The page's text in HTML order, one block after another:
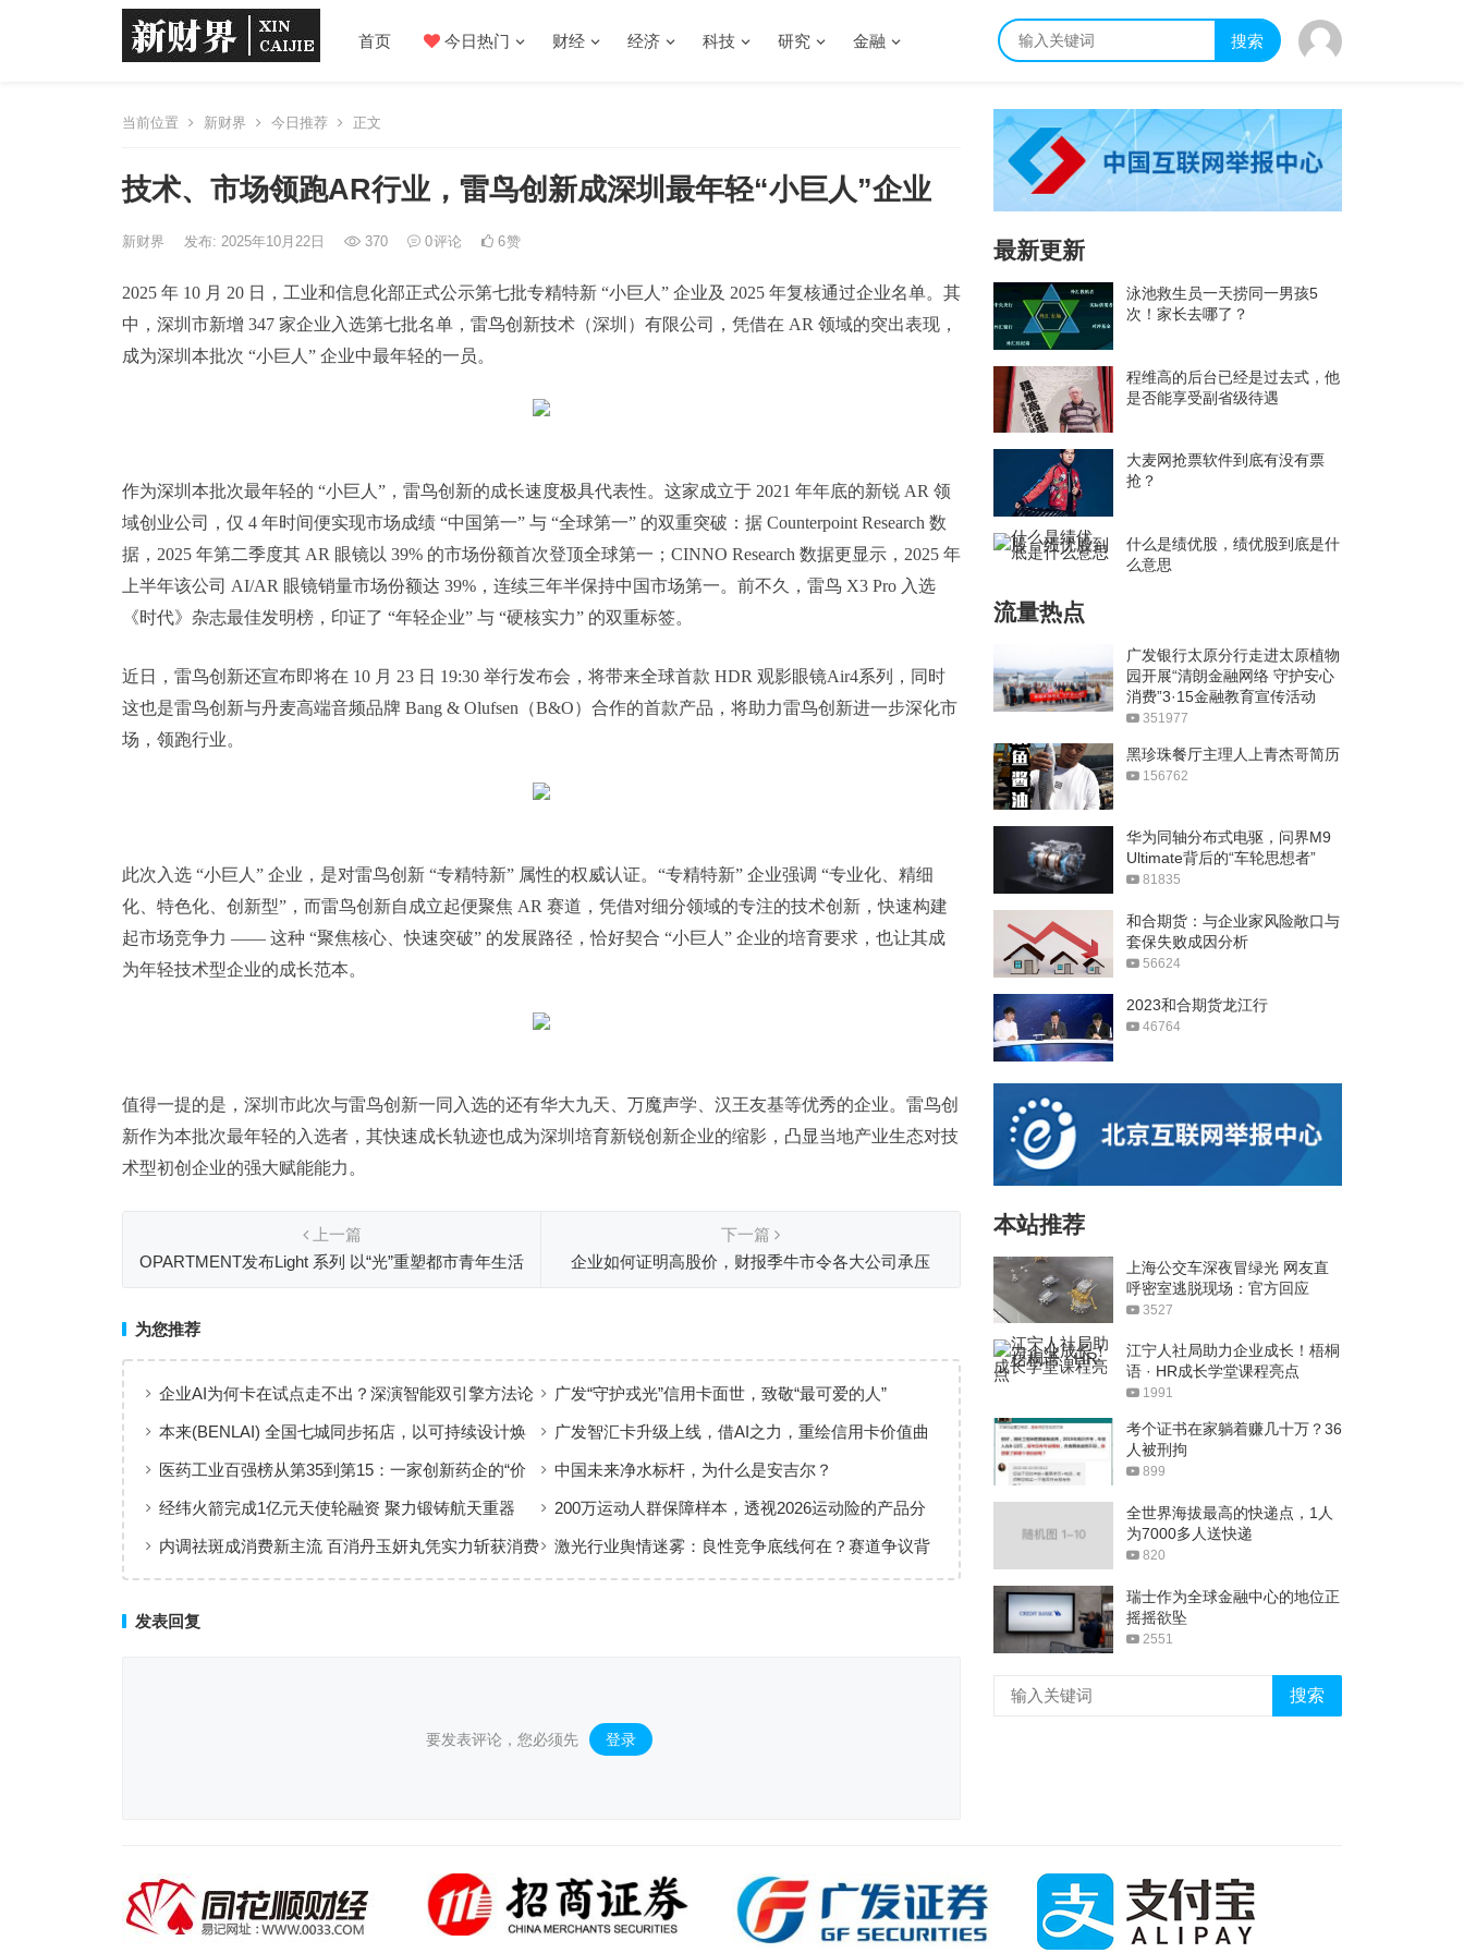
首页 今日热门 财经 经济 科技 研究 金融 搜索
当前位置 新财界 今日推荐 正文
技术、市场领跑AR行业，雷鸟创新成深圳最年轻“小巨人”企业
新财界 发布: 2025年10月22日 370 0评论 6赞
2025 年 10 月 20 日，工业和信息化部正式公示第七批专精特新 “小巨人” 企业及 2025 年复核通过企业名单。其
中，深圳市新增 347 家企业入选第七批名单，雷鸟创新技术（深圳）有限公司，凭借在 AR 领域的突出表现，
成为深圳本批次 “小巨人” 企业中最年轻的一员。
作为深圳本批次最年轻的 “小巨人”，雷鸟创新的成长速度极具代表性。这家成立于 2021 年年底的新锐 AR 领
域创业公司，仅 4 年时间便实现市场成绩 “中国第一” 与 “全球第一” 的双重突破：据 Counterpoint Research 数
据，2025 年第二季度其 AR 眼镜以 39% 的市场份额首次登顶全球第一；CINNO Research 数据更显示，2025 年
上半年该公司 AI/AR 眼镜销量市场份额达 39%，连续三年半保持中国市场第一。前不久，雷鸟 X3 Pro 入选
《时代》杂志最佳发明榜，印证了 “年轻企业” 与 “硬核实力” 的双重标签。
近日，雷鸟创新还宣布即将在 10 月 23 日 19:30 举行发布会，将带来全球首款 HDR 观影眼镜Air4系列，同时
这也是雷鸟创新与丹麦高端音频品牌 Bang & Olufsen（B&O）合作的首款产品，将助力雷鸟创新进一步深化市
场，领跑行业。
此次入选 “小巨人” 企业，是对雷鸟创新 “专精特新” 属性的权威认证。“专精特新” 企业强调 “专业化、精细
化、特色化、创新型”，而雷鸟创新自成立起便聚焦 AR 赛道，凭借对细分领域的专注的技术创新，快速构建
起市场竞争力 —— 这种 “聚焦核心、快速突破” 的发展路径，恰好契合 “小巨人” 企业的培育要求，也让其成
为年轻技术型企业的成长范本。
值得一提的是，深圳市此次与雷鸟创新一同入选的还有华大九天、万魔声学、汉王友基等优秀的企业。雷鸟创
新作为本批次最年轻的入选者，其快速成长轨迹也成为深圳培育新锐创新企业的缩影，凸显当地产业生态对技
术型初创企业的强大赋能能力。
上一篇
OPARTMENT发布Light 系列 以“光”重塑都市青年生活
下一篇
企业如何证明高股价，财报季牛市令各大公司承压
为您推荐
企业AI为何卡在试点走不出？深演智能双引擎方法论
回答：卡点不在模型，而在使用方式
广发“守护戎光”信用卡面世，致敬“最可爱的人”
本来(BENLAI) 全国七城同步拓店，以可持续设计焕
新品牌体验
广发智汇卡升级上线，借AI之力，重绘信用卡价值曲
线
医药工业百强榜从第35到第15：一家创新药企的“价
值增长”样本
中国未来净水标杆，为什么是安吉尔？
经纬火箭完成1亿元天使轮融资 聚力锻铸航天重器
200万运动人群保障样本，透视2026运动险的产品分
层与适配逻辑
内调祛斑成消费新主流 百消丹玉妍丸凭实力斩获消费
激光行业舆情迷雾：良性竞争底线何在？赛道争议背
发表回复
要发表评论，您必须先 登录 。
最新更新
泳池救生员一天捞同一男孩5
次！家长去哪了？
程维高的后台已经是过去式，他
是否能享受副省级待遇
大麦网抢票软件到底有没有票
抢？
什么是绩优股，绩优股到底是什
么意思
流量热点
广发银行太原分行走进太原植物
园开展“清朗金融网络 守护安心
消费”3·15金融教育宣传活动
351977
黑珍珠餐厅主理人上青杰哥简历
156762
华为同轴分布式电驱，问界M9
Ultimate背后的“车轮思想者”
81835
和合期货：与企业家风险敞口与
套保失败成因分析
56624
2023和合期货龙江行
46764
本站推荐
上海公交车深夜冒绿光 网友直
呼密室逃脱现场：官方回应
3527
江宁人社局助力企业成长！梧桐
语 · HR成长学堂课程亮点
1991
考个证书在家躺着赚几十万？36
人被刑拘
899
全世界海拔最高的快递点，1人
为7000多人送快递
820
瑞士作为全球金融中心的地位正
摇摇欲坠
2551
搜索